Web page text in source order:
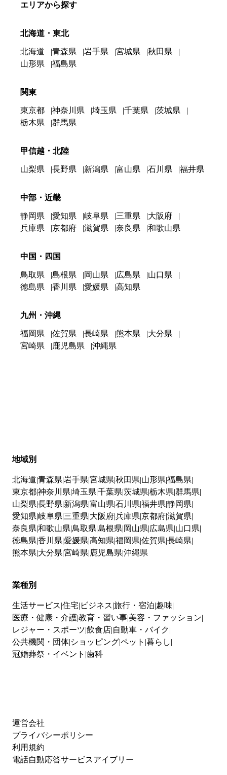
エリアから探す
北海道・東北
北海道 青森県 岩手県 宮城県
秋田県
山形県
福島県
関東
東京都 神奈川県 埼玉県 千葉県
茨城県
栃木県
群馬県
甲信越・北陸
山梨県 長野県 新潟県 富山県 石川県 福井県
中部・近畿
静岡県 愛知県 岐阜県 三重県
大阪府
兵庫県
京都府 滋賀県 奈良県 和歌山県
中国・四国
鳥取県 島根県 岡山県 広島県
山口県
徳島県
香川県 愛媛県 高知県
九州・沖縄
福岡県 佐賀県 長崎県 熊本県
大分県
宮崎県
鹿児島県 沖縄県
地域別
北海道 青森県 岩手県 宮城県 秋田県 山形県 福島県
東京都神奈川県 埼玉県 千葉県 茨城県 栃木県 群馬県
山梨県 長野県 新潟県 富山県 石川県 福井県 静岡県
愛知県 岐阜県 三重県 大阪府兵庫県 京都府滋賀県
奈良県 和歌山県 鳥取県 島根県 岡山県 広島県 山口県
徳島県 香川県 愛媛県 高知県 福岡県 佐賀県 長崎県
熊本県 大分県 宮崎県 鹿児島県 沖縄県
業種別
生活サービス 住宅 ビジネス 旅行・宿泊 趣味
医療・健康・介護教育・習い事 美容・ファッション
レジャー・スポーツ 飲食店 自動車・バイク
公共機関・団体 ショッピングペット 暮らし
冠婚葬祭・イベント 歯科
運営会社
プライバシーポリシー
利用規約
電話自動応答サービスアイブリー